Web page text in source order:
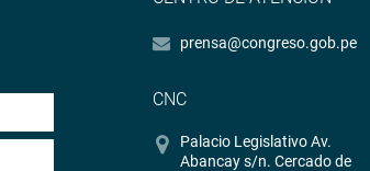
prensa@congreso.gob.pe
CNC
Palacio Legislativo Av.
Abancay s/n. Cercado de